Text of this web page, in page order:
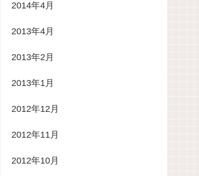
2014年4月
2013年4月
2013年2月
2013年1月
2012年12月
2012年11月
2012年10月